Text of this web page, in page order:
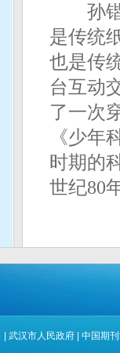
孙锴
是传统
也是传
台互动
了一次
《少年
时期的
世纪80
武汉市人民政府| 中国期